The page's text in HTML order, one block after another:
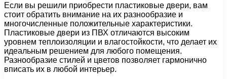
Если вы решили приобрести пластиковые двери, вам
стоит обратить внимание на их разнообразие и
многочисленные положительные характеристики.
Пластиковые двери из ПВХ отличаются высоким
уровнем теплоизоляции и влагостойкости, что делает их
идеальным решением для любого помещения.
Разнообразие стилей и цветов позволяет гармонично
вписать их в любой интерьер.